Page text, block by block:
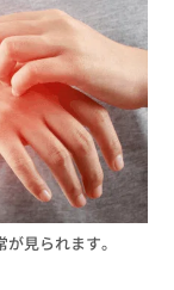
見られます。